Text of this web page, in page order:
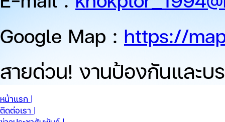
Google Map : https://
สายด่วน! งานป้องกันและบ
หน้าแรก |
ติดต่อเรา |